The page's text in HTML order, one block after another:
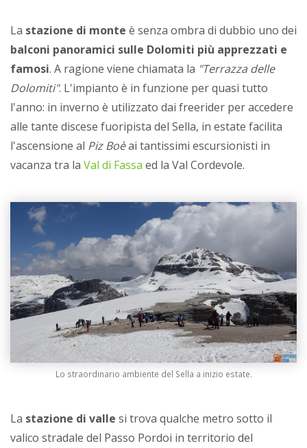
La stazione di monte è senza ombra di dubbio uno dei
balconi panoramici sulle Dolomiti più apprezzati e
famosi. A ragione viene chiamata la "Terrazza delle
Dolomiti". L'impianto è in funzione per quasi tutto
l'anno: in inverno è utilizzato dai freerider per accedere
alle tante discese fuoripista del Sella, in estate facilita
l'ascensione al Piz Boèai tantissimi escursionisti in
vacanza tra la Val di Fassa ed la Val Cordevole.
Lo straordinario ambiente del Sella a inizio estate.
La stazione di valle si trova qualche metro sotto il
valico stradale del Passo Pordoi in territorio del